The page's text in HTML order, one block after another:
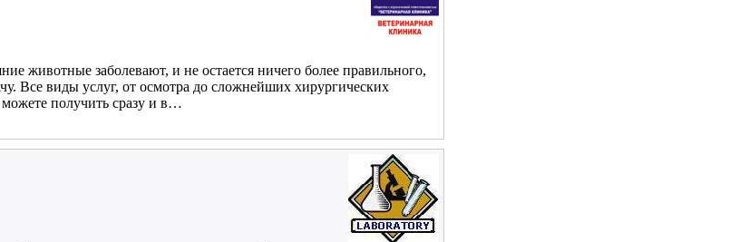
животные заболевают, и не остается ничего более правильного,
Все виды услуг, от осмотра до сложнейших хирургических
получить сразу и в…